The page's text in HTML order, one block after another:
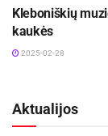
Kleboniškių
kaukės
2025-02-28
Aktualijos